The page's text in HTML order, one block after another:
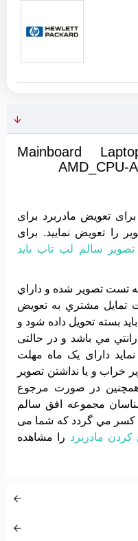
Mainboard
AMD_CPU-
تعویض مادربرد برای
را تعویض نمایید. برای
سالم لپ تاپ باید
تست تصوير شده و داراي
تمايل مشتري به تعويض
بسته تحويل داده شود و
هزينه و 1 ماه گارانتي مي باشد و در حالتی
دارای یک ماه مهلت
و یا نداشتن تصویر
در صورت مرجوع
مجموعه افق سالم
کسر مي گردد که شما می
مادربرد را مشاهده